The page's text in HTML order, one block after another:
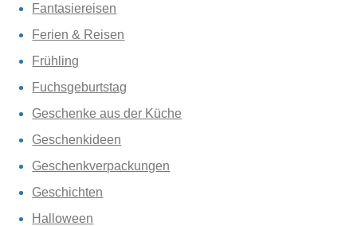
Fantasiereisen
Ferien & Reisen
Frühling
Fuchsgeburtstag
Geschenke aus der Küche
Geschenkideen
Geschenkverpackungen
Geschichten
Halloween